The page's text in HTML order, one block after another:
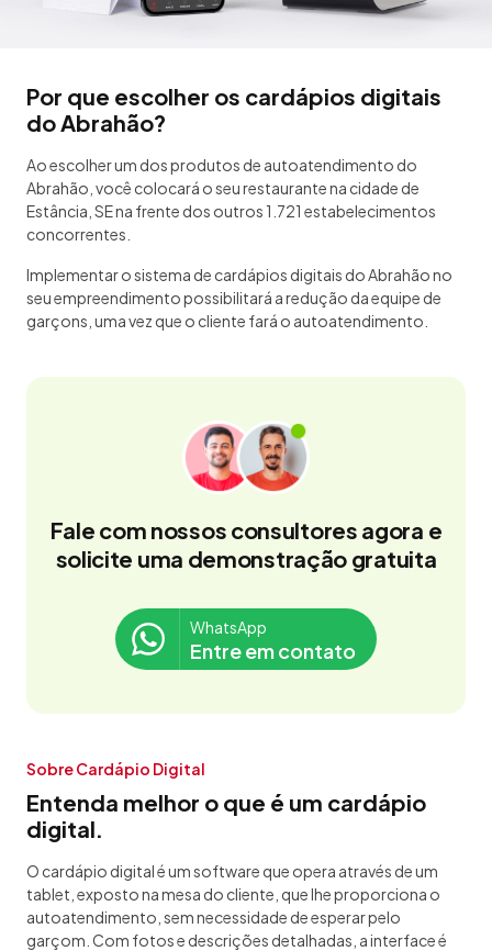
Por que escolher os cardápios digitais
do Abrahão?
Ao escolher um dos produtos de autoatendimento do
Abrahão, você colocará o seu restaurante na cidade de
Estância, SE na frente dos outros 1.721 estabelecimentos
concorrentes.
Implementar o sistema de cardápios digitais do Abrahão no
seu empreendimento possibilitará a redução da equipe de
garçons, uma vez que o cliente fará o autoatendimento.
Fale com nossos consultores agora e
solicite uma demonstração gratuita
WhatsApp
Entre em contato
Sobre Cardápio Digital
Entenda melhor o que é um cardápio
digital.
O cardápio digital é um software que opera através de um
tablet, exposto na mesa do cliente, que lhe proporciona o
autoatendimento, sem necessidade de esperar pelo
garçom. Com fotos e descrições detalhadas, a interface é